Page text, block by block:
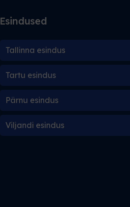
Esindused
Tallinna esindus
Tartu esindus
Pärnu esindus
Viljandi esindus